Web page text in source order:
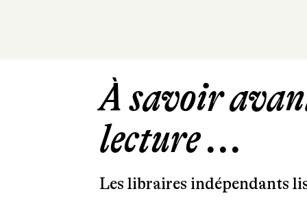
À savoir
lecture ...
Les libraires indépendants